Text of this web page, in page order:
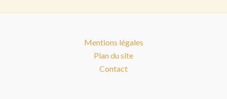
Mentions légales
Plan du site
Contact